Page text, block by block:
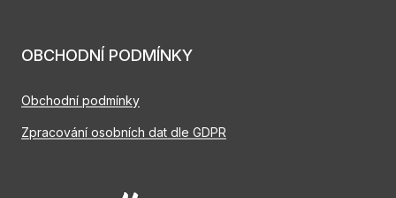
OBCHODNÍ PODMÍNKY
Obchodní podmínky
Zpracování osobních dat dle GDPR